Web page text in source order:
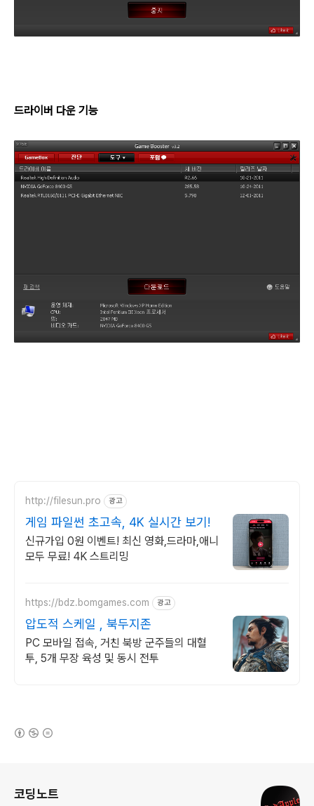
드라이버 다운 기능
http://filesun.pro 광고
게임 파일썬 초고속, 4K 실시간 보기!
신규가입 0원 이벤트! 최신 영화,드라마,애니
모두 무료! 4K 스트리밍
https://bdz.bomgames.com 광고
압도적 스케일 , 북두지존
PC 모바일 접속, 거친 북방 군주들의 대혈
투, 5개 무장 육성 및 동시 전투
코딩노트